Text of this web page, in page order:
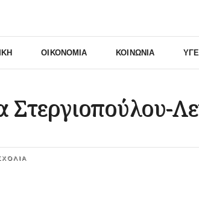
ΟΙΚΟΝΟΜΊΑ ΚΟΙΝΩΝΊΑ
Στεργιοπούλου-